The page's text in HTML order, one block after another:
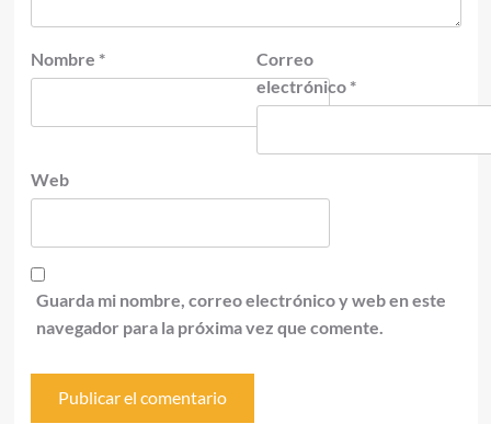
Nombre *
Correo
electrónico *
Web
Guarda mi nombre, correo electrónico y web en este
navegador para la próxima vez que comente.